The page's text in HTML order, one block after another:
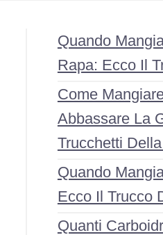
Quando
Rapa: Ecco Il
Come
Abbassare La
Trucchetti
Quando
Ecco Il Trucco
Quanti